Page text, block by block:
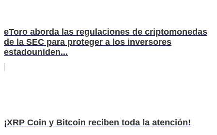
eToro aborda las regulaciones de criptomonedas
de la SEC para proteger a los inversores
estadouniden...
¡XRP Coin y Bitcoin reciben toda la atención!